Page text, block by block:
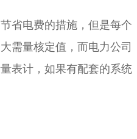
省电费的措施，但是每个
需量核定值，而电力公司
表计，如果有配套的系统